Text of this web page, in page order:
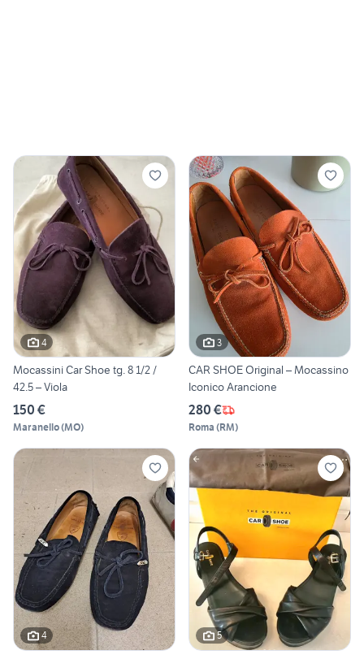
4
Mocassini Car Shoe tg. 8 1/2 /
42.5 – Viola
150 €
Maranello(MO)
3
CAR SHOE Original – Mocassino
Iconico Arancione
280 €
Roma (RM)
4 5